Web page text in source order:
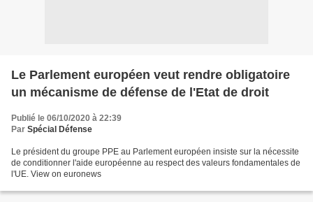
Le Parlement européen veut rendre obligatoire
un mécanisme de défense de l'Etat de droit
Publié le 06/10/2020 à 22:39
Par Spécial Défense
Le président du groupe PPE au Parlement européen insiste sur la nécessite
de conditionner l'aide européenne au respect des valeurs fondamentales de
l'UE. View on euronews